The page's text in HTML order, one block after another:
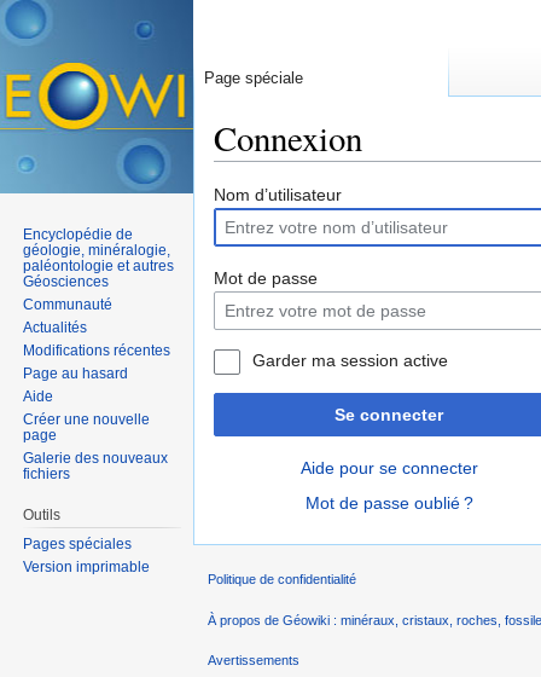
Connexion
Nom d’utilisateur
Mot de passe
Garder ma session active
Se connecter
Aide pour se connecter
Mot de passe oublié ?
Page spéciale
Encyclopédie de
géologie, minéralogie,
paléontologie et autres
Géosciences
Communauté
Actualités
Modifications récentes
Page au hasard
Aide
Créer une nouvelle
page
Galerie des nouveaux
fichiers
Outils
Pages spéciales
Version imprimable
Politique de confidentialité
À propos de Géowiki : minéraux, cristaux, roches,
Avertissements